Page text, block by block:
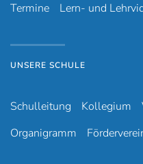
Termine
Lern- und
UNSERE SCHULE
Schulleitung Kollegium
Organigramm